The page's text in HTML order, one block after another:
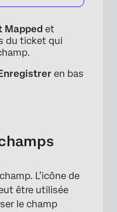
×
Mapped et
du ticket qui
Enregistrer en bas
L’icône de
être utilisée
le champ